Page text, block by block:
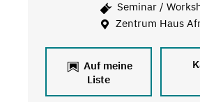
Seminar /
Zentrum Haus
Auf meine
Liste